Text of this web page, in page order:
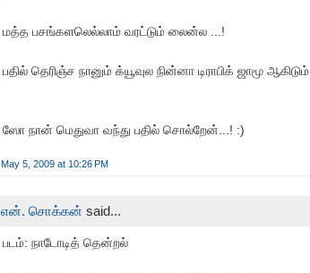
மத்த பசங்களலெல்லாம் வரட்டும் லைன்ல ...!
பதில் தெரிஞ்ச நானும் க்யூவுல நின்னா டிராபிக் ஜாமூ ஆகிடும்
ஸோ நான் மெதுவா வந்து பதில் சொல்றேன்...! :)
May 5, 2009 at 10:26 PM
என். சொக்கன் said...
படம்: நாடோடித் தென்றல்